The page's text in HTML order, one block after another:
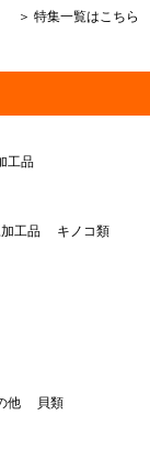
＞ 特集一覧はこちら
工品
工品
キノコ類
他 貝類